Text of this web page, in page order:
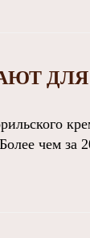
чем за